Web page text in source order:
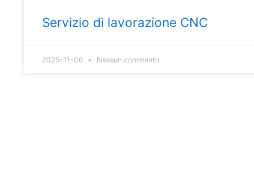
Servizio di lavorazione CNC
2025-11-06 Nessun commento